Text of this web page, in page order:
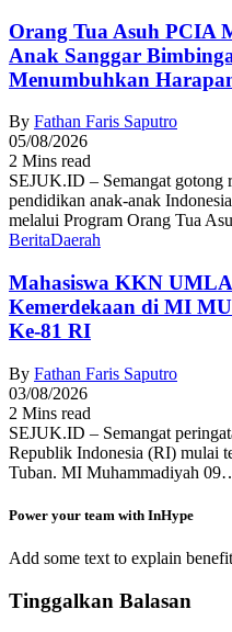
Orang Tua Asuh PCIA
Anak Sanggar
Menumbuhkan
By Fathan Faris Saputro
05/08/2026
2 Mins read
SEJUK.ID – Semangat gotong
pendidikan anak-anak
melalui Program Orang Tua
BeritaDaerah
Mahasiswa KKN
Kemerdekaan di MI
Ke-81 RI
By Fathan Faris Saputro
03/08/2026
2 Mins read
SEJUK.ID – Semangat
Republik Indonesia (RI) mulai
Tuban. MI Muhammadiyah
Power your team with InHype
Add some text to explain
Tinggalkan Balasan